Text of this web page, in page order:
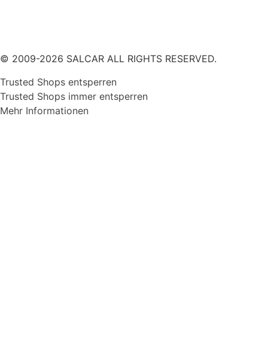
© 2009-2026 SALCAR ALL RIGHTS RESERVED.
Trusted Shops entsperren
Trusted Shops immer entsperren
Mehr Informationen